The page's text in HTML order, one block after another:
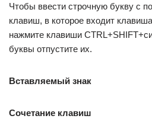
Чтобы ввести строчную букву с
клавиш, в которое входит
нажмите клавиши
буквы отпустите их.
Вставляемый знак
Сочетание клавиш